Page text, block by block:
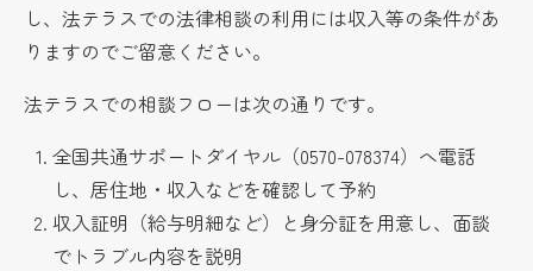
し、法テラスでの法律相談の利用には収入等の条件があ
りますのでご留意ください。
法テラスでの相談フローは次の通りです。
全国共通サポートダイヤル（0570-078374）へ電話
し、居住地・収入などを確認して予約
収入証明（給与明細など）と身分証を用意し、面談
でトラブル内容を説明